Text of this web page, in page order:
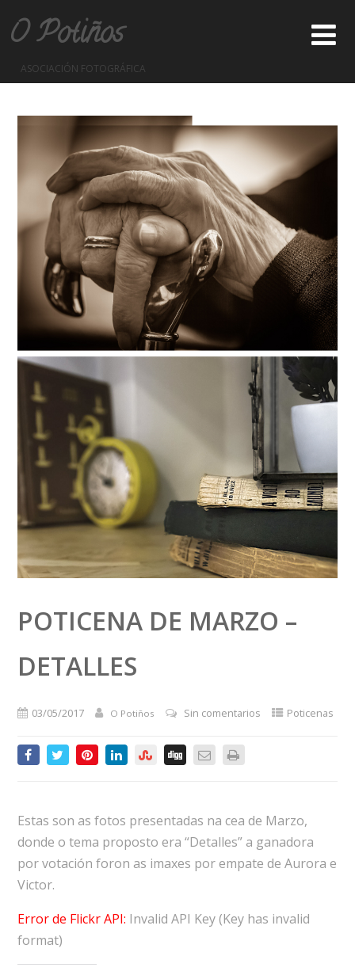
O Potiños
ASOCIACIÓN FOTOGRÁFICA
POTICENA DE MARZO –
DETALLES
03/05/2017 O Potiños Sin comentarios Poticenas
Estas son as fotos presentadas na cea de Marzo,
donde o tema proposto era “Detalles” a ganadora
por votación foron as imaxes por empate de Aurora e
Victor.
Error de Flickr API: Invalid API Key (Key has invalid
format)